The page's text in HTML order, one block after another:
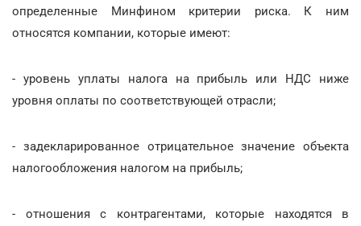
определенные Минфином критерии риска. К ним
относятся компании, которые имеют:
- уровень уплаты налога на прибыль или НДС ниже
уровня оплаты по соответствующей отрасли;
- задекларированное отрицательное значение объекта
налогообложения налогом на прибыль;
- отношения с контрагентами, которые находятся в